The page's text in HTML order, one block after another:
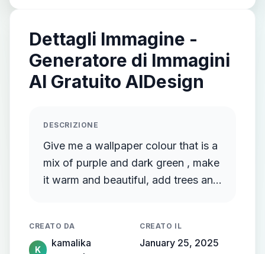
Dettagli Immagine -
Generatore di Immagini
AI Gratuito AIDesign
DESCRIZIONE
Give me a wallpaper colour that is a
mix of purple and dark green , make
it warm and beautiful, add trees and
CREATO DA
K
kamalika
CREATO IL
January 25, 2025